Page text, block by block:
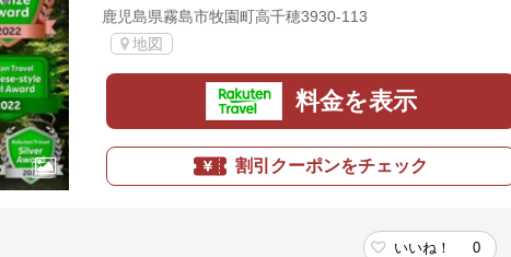
鹿児島県霧島市牧園町高千穂3930-113
地図
料金を表示
割引クーポンをチェック
いいね！ 0